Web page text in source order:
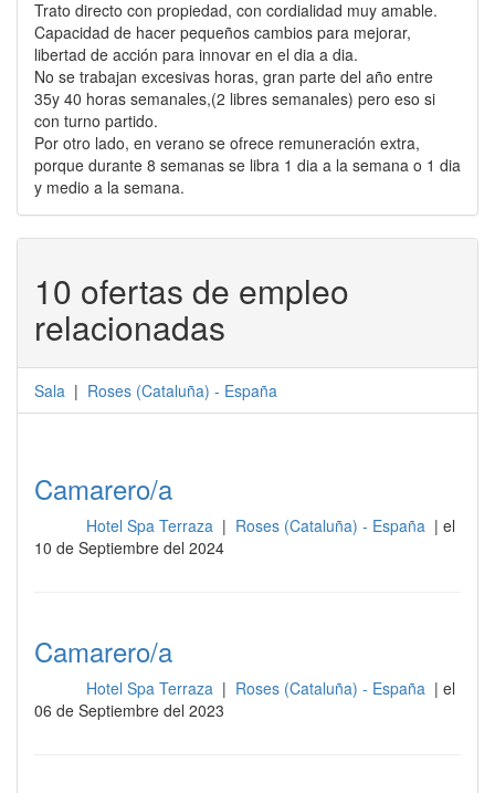
Trato directo con propiedad, con cordialidad muy amable.
Capacidad de hacer pequeños cambios para mejorar,
libertad de acción para innovar en el dia a dia.
No se trabajan excesivas horas, gran parte del año entre
35y 40 horas semanales,(2 libres semanales) pero eso si
con turno partido.
Por otro lado, en verano se ofrece remuneración extra,
porque durante 8 semanas se libra 1 dia a la semana o 1 dia
y medio a la semana.
10 ofertas de empleo
relacionadas
Sala | Roses (Cataluña) - España
Camarero/a
Hotel Spa Terraza | Roses (Cataluña) - España | el
10 de Septiembre del 2024
Camarero/a
Hotel Spa Terraza | Roses (Cataluña) - España | el
06 de Septiembre del 2023